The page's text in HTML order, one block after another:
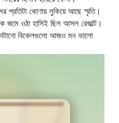
প্রতিটা কোণায় লুকিয়ে আছে স্মৃতি।
জমে ওঠা হাসিই ছিল আসল রেজাল্ট।
বিকেলগুলো আজও মন ভালো